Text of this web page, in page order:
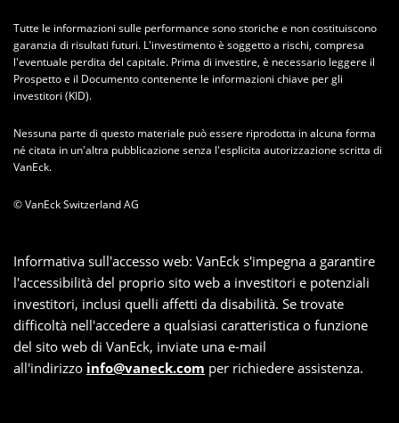
Tutte le informazioni sulle performance sono storiche e non costituiscono
garanzia di risultati futuri. L'investimento è soggetto a rischi, compresa
l'eventuale perdita del capitale. Prima di investire, è necessario leggere il
Prospetto e il Documento contenente le informazioni chiave per gli
investitori (KID).
Nessuna parte di questo materiale può essere riprodotta in alcuna forma
né citata in un'altra pubblicazione senza l'esplicita autorizzazione scritta di
VanEck.
© VanEck Switzerland AG
Informativa sull'accesso web: VanEck s'impegna a garantire
l'accessibilità del proprio sito web a investitori e potenziali
investitori, inclusi quelli affetti da disabilità. Se trovate
difficoltà nell'accedere a qualsiasi caratteristica o funzione
del sito web di VanEck, inviate una e-mail
all'indirizzo info@vaneck.com per richiedere assistenza.